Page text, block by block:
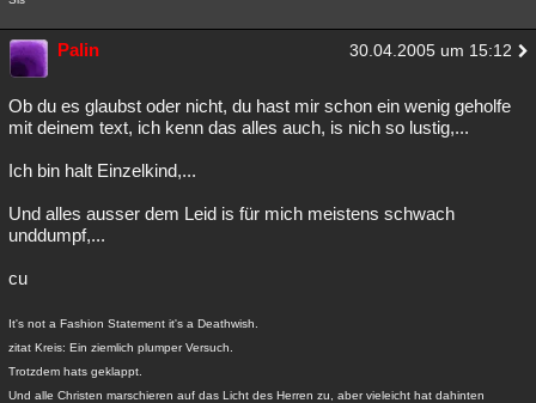
Palin 30.04.2005 um 15:12
Ob du es glaubst oder nicht, du hast mir schon ein wenig geholfe
mit deinem text, ich kenn das alles auch, is nich so lustig,...
Ich bin halt Einzelkind,...
Und alles ausser dem Leid is für mich meistens schwach
unddumpf,...
cu
It's not a Fashion Statement it's a Deathwish.
zitat Kreis: Ein ziemlich plumper Versuch.
Trotzdem hats geklappt.
Und alle Christen marschieren auf das Licht des Herren zu, aber vieleicht hat dahinten